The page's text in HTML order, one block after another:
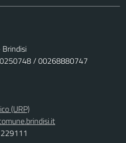
/ 00268880747
(URP)